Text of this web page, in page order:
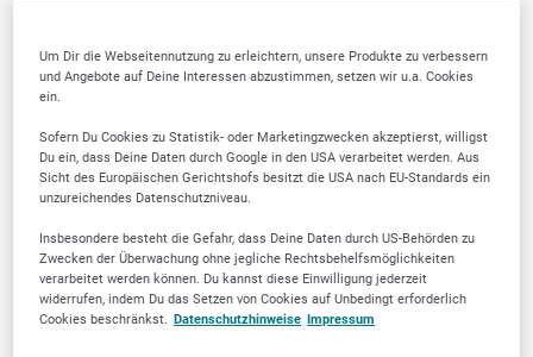
Orthopädische Maßschuhe &
Wir fertigen präzise Maßschuhe und
veredeln Konfektionsschuhe – für
perfekten Sitz, optimalen Gehkomfort &
gesunde Fußfunktion.
Maßgefertigte Einlagen
Um Dir die Webseitennutzung zu erleichtern, unsere Produkte zu verbessern
und Angebote auf Deine Interessen abzustimmen, setzen wir u.a. Cookies
ein.
Sofern Du Cookies zu Statistik- oder Marketingzwecken akzeptierst, willigst
Du ein, dass Deine Daten durch Google in den USA verarbeitet werden. Aus
Sicht des Europäischen Gerichtshofs besitzt die USA nach EU-Standards ein
unzureichendes Datenschutzniveau.
Insbesondere besteht die Gefahr, dass Deine Daten durch US-Behörden zu
Zwecken der Überwachung ohne jegliche Rechtsbehelfsmöglichkeiten
verarbeitet werden können. Du kannst diese Einwilligung jederzeit
widerrufen, indem Du das Setzen von Cookies auf Unbedingt erforderlich
Cookies beschränkst. Datenschutzhinweise Impressum